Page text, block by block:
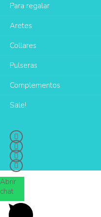
Para regalar
Aretes
Collares
Pulseras
Complementos
Sale!
Abrir
chat